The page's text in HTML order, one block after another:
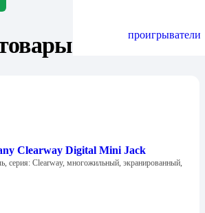
проигрыватели
Clearway Digital Mini Jack
серия: Clearway, многожильный, экранированный,